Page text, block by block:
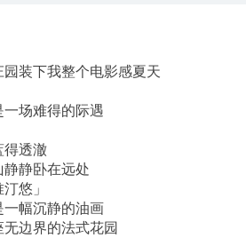
装下我整个电影感夏天
场难得的际遇
得透澈
静卧在远处
悠」
幅沉静的油画
边界的法式花园